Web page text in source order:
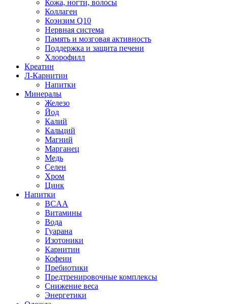
Кожа, ногти, волосы
Коллаген
Коэнзим Q10
Нервная система
Память и мозговая активность
Поддержка и защита печени
Хлорофилл
Креатин
Л-Карнитин
Напитки
Минералы
Железо
Йод
Калий
Кальций
Магний
Марганец
Медь
Селен
Хром
Цинк
Напитки
BCAA
Витамины
Вода
Гуарана
Изотоники
Карнитин
Кофеин
Пребиотики
Предтренировочные комплексы
Снижение веса
Энергетики